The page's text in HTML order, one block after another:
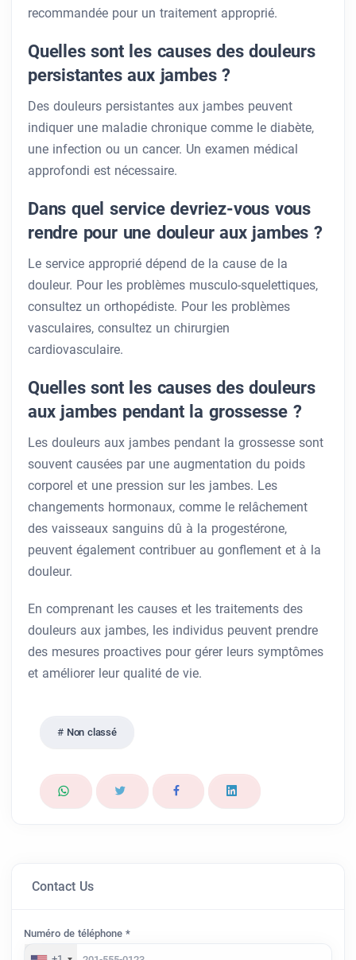
recommandée pour un traitement approprié.
Quelles sont les causes des douleurs
persistantes aux jambes ?
Des douleurs persistantes aux jambes peuvent
indiquer une maladie chronique comme le diabète,
une infection ou un cancer. Un examen médical
approfondi est nécessaire.
Dans quel service devriez-vous vous
rendre pour une douleur aux jambes ?
Le service approprié dépend de la cause de la
douleur. Pour les problèmes musculo-squelettiques,
consultez un orthopédiste. Pour les problèmes
vasculaires, consultez un chirurgien
cardiovasculaire.
Quelles sont les causes des douleurs
aux jambes pendant la grossesse ?
Les douleurs aux jambes pendant la grossesse sont
souvent causées par une augmentation du poids
corporel et une pression sur les jambes. Les
changements hormonaux, comme le relâchement
des vaisseaux sanguins dû à la progestérone,
peuvent également contribuer au gonflement et à la
douleur.
En comprenant les causes et les traitements des
douleurs aux jambes, les individus peuvent prendre
des mesures proactives pour gérer leurs symptômes
et améliorer leur qualité de vie.
Non classé
Contact Us
Numéro de téléphone *